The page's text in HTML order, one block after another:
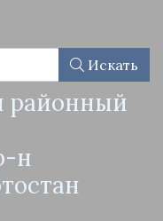
Искать
районный
н